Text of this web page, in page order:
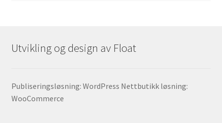
Utvikling og design av Float
Publiseringsløsning: WordPress Nettbutikk løsning:
WooCommerce